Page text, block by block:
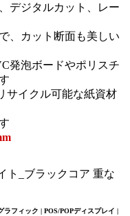
デジタルカット、レー
、カット断面も美しい
発泡ボードやポリスチ
サイクル可能な紙資材
フィック | POS/POPディスプレイ |